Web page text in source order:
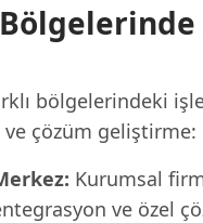
bölgelerindeki
ve çözüm geliştirme:
Kurumsal
ve özel